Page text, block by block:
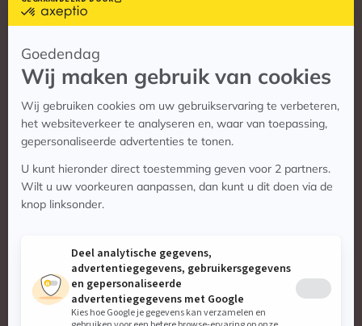
Vrienden
Veelgestelde vragen
Contact
Contact
Vragen? Bekijk de contactpagina
Stuur ons een e-mail:
info@zaterdagmatinee.nl